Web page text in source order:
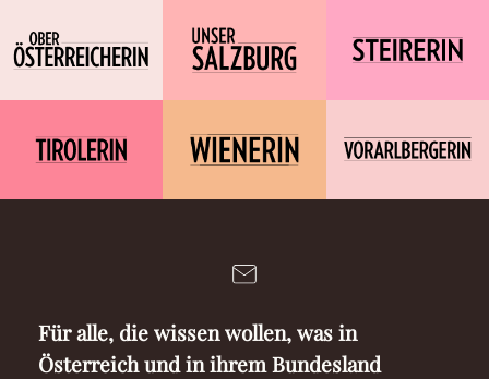
Für alle, die wissen wollen, was in
Österreich und in ihrem Bundesland